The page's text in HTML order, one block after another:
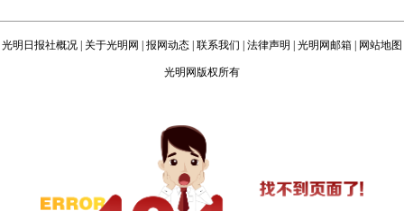
光明日报社概况 | 关于光明网 | 报网动态 | 联系我们 | 法律声明 | 光明网邮箱 | 网站地图
光明网版权所有